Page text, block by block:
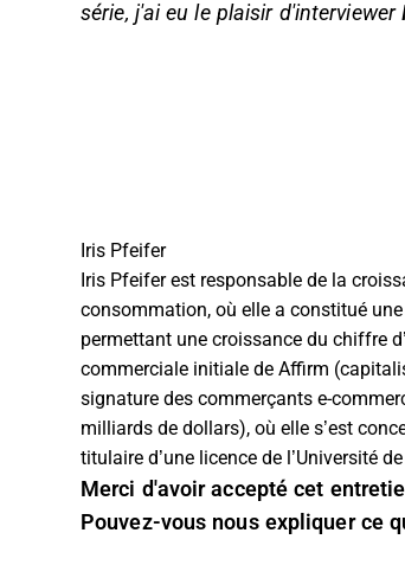
série, j'ai eu le plaisir d'interviewer
Iris Pfeifer
Iris Pfeifer est responsable de la
consommation, où elle a constitué
permettant une croissance du chiffre
commerciale initiale de Affirm
signature des commerçants e-
milliards de dollars), où elle s’est
titulaire d’une licence de l’Université
Merci d'avoir accepté cet
Pouvez-vous nous expliquer ce